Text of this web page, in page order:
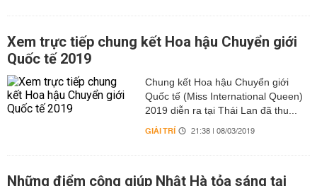
Xem trực tiếp chung kết Hoa hậu Chuyển giới
Quốc tế 2019
Chung kết Hoa hậu Chuyển giới
Quốc tế (Miss International Queen)
2019 diễn ra tại Thái Lan đã thu...
GIẢI TRÍ 21:38 | 08/03/2019
Những điểm cộng giúp Nhật Hà tỏa sáng tại